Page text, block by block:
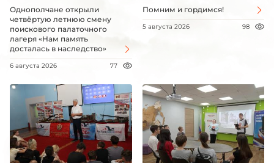
Однополчане открыли
четвёртую летнюю смену
поискового палаточного
лагеря «Нам память
досталась в наследство»
6 августа 2026 77
Помним и гордимся!
5 августа 2026 98